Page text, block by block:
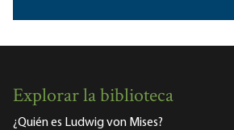
Explorar la biblioteca
¿Quién es Ludwig von Mises?